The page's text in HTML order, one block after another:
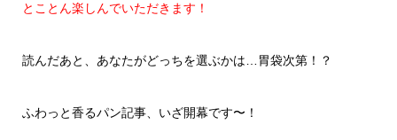
とことん楽しんでいただきます！
読んだあと、あなたがどっちを選ぶかは…胃袋次第！？
ふわっと香るパン記事、いざ開幕です〜！